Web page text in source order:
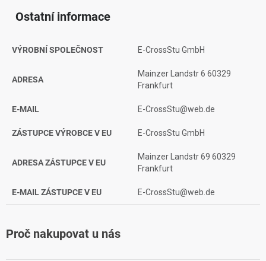
Ostatní informace
VÝROBNÍ SPOLEČNOST E-CrossStu GmbH
ADRESA
Mainzer Landstr 6 60329
Frankfurt
E-MAIL E-CrossStu@web.de
ZÁSTUPCE VÝROBCE V EU E-CrossStu GmbH
ADRESA ZÁSTUPCE V EU
Mainzer Landstr 69 60329
Frankfurt
E-MAIL ZÁSTUPCE V EU E-CrossStu@web.de
Proč nakupovat u nás